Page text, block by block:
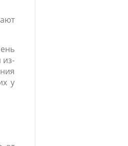
из-
у